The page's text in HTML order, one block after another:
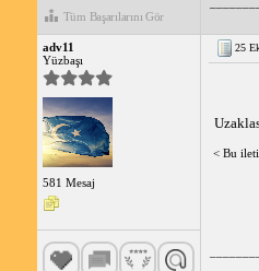
Tüm Başarılarını Gör
adv11
Yüzbaşı
581 Mesaj
25
< Bu